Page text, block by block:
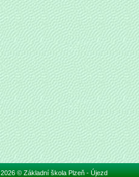
2026 © Základní škola Plzeň - Újezd